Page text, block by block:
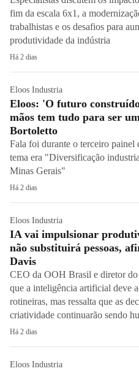
fim da escala 6x1, a
trabalhistas e os desafios para
produtividade da indústria
Há 2 dias
Eloos Industria
Eloos: 'O futuro
mãos tem tudo para ser
Bortoletto
Fala foi durante o terceiro painel
tema era "Diversificação
Minas Gerais"
Há 2 dias
Eloos Industria
IA vai impulsionar
não substituirá pessoas,
Davis
CEO da OOH Brasil e diretor
que a inteligência artificial deve
rotineiras, mas ressalta que as
criatividade continuarão sendo
Há 2 dias
Eloos Industria